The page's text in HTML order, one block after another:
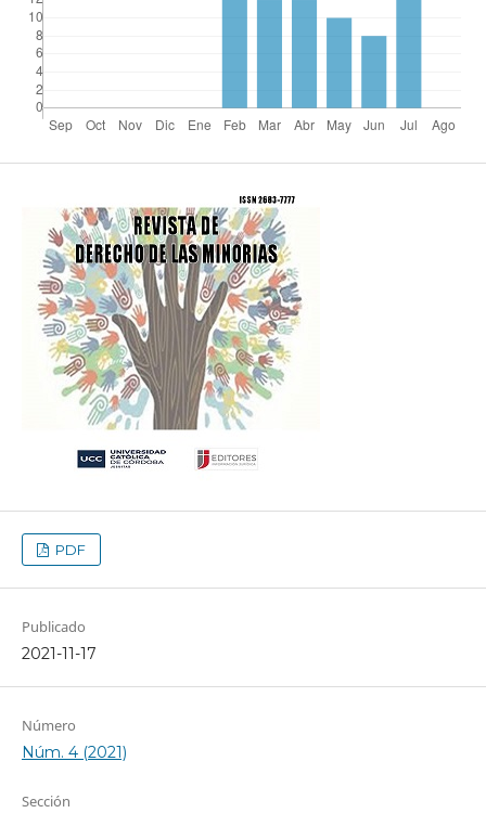
PDF
Publicado
2021-11-17
Número
Núm. 4 (2021)
Sección